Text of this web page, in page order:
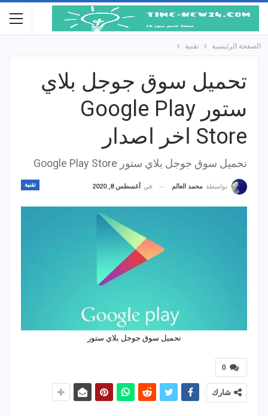
الصفحة الرئيسية تقنية
تحميل سوق جوجل بلاي
ستور Google Play
Store اخر اصدار
تحميل سوق جوجل بلاي ستور Google Play Store
تقنية بواسطة محمد العالم في أغسطس 8, 2020
تحميل سوق جوجل بلاي ستور
0
شارك